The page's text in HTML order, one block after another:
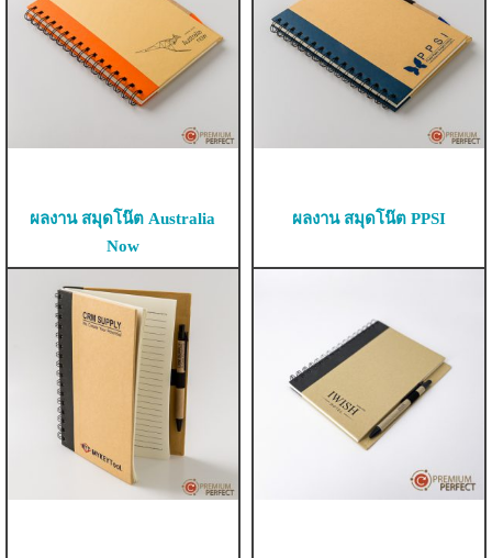
ผลงาน สมุดโน๊ต Australia
Now
ผลงาน สมุดโน๊ต PPSI